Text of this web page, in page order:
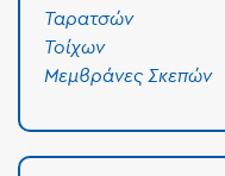
Ταρατσών
Τοίχων
Μεμβράνες Σκεπών